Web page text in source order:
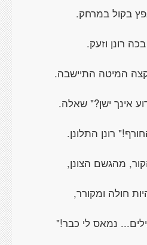
בקול במרחק.
רונן וזעק.
המיטה התיישבה.
אינך ישן?" שאלה.
רונן התלונן.
מהגשם הצונן,
חולה ומקורר,
נמאס לי כבר!"